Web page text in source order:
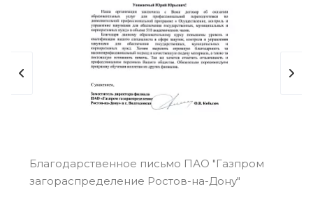
Благодарственное письмо ПАО "Газпром
загораспределение Ростов-на-Дону"